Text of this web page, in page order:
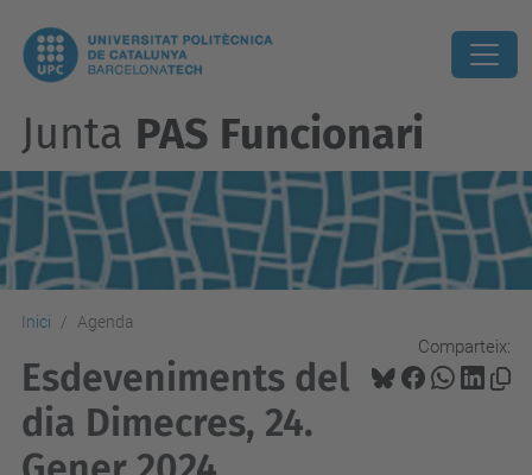
Junta PAS Funcionari
Inici Agenda
Comparteix:
Esdeveniments del
dia Dimecres, 24.